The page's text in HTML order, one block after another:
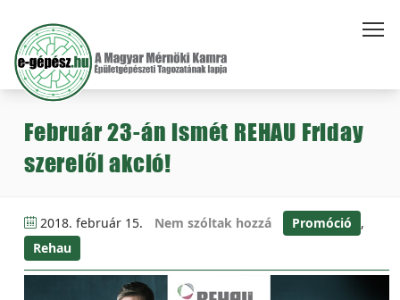
Február 23-án ismét REHAU Friday
szerelői akció!
2018. február 15. Nem szóltak hozzá Promóció
,
Rehau